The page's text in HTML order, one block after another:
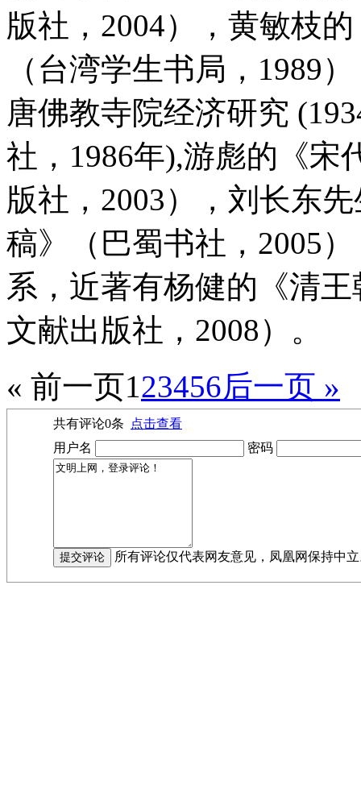
版社，2004），黄敏枝
（台湾学生书局，1989
唐佛教寺院经济研究
社，1986年),游彪的《宋
版社，2003），刘长东
稿》（巴蜀书社，2005
系，近著有杨健的《清
文献出版社，2008）。
« 前一页123456后一页 »
共有评论0条
点击查看
用户名
密码
所有评论仅代表网友意见，凤凰网保持中